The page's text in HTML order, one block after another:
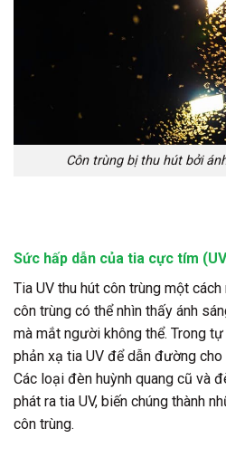
Côn trùng bị thu hút bởi
Sức hấp dẫn của tia cực tím
Tia UV thu hút côn trùng một
côn trùng có thể nhìn thấy ánh
mà mắt người không thể. Trong
phản xạ tia UV để dẫn đường
Các loại đèn huỳnh quang cũ và
phát ra tia UV, biến chúng thành
côn trùng.